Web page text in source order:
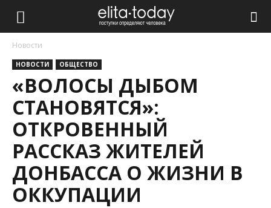
Новости
НОВОСТИ ОБЩЕСТВО
«ВОЛОСЫ ДЫБОМ
СТАНОВЯТСЯ»:
ОТКРОВЕННЫЙ
РАССКАЗ ЖИТЕЛЕЙ
ДОНБАССА О ЖИЗНИ В
ОККУПАЦИИ